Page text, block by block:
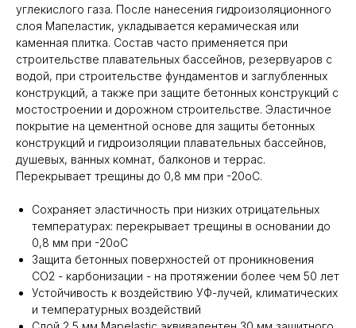
углекислого газа. После нанесения гидроизоляционного
слоя Мапеластик, укладывается керамическая или
каменная плитка. Состав часто применяется при
строительстве плавательных бассейнов, резервуаров с
водой, при строительстве фундаментов и заглубленных
конструкций, а также при защите бетонных конструкций с
мостостроении и дорожном строительстве. Эластичное
покрытие на цементной основе для защиты бетонных
конструкций и гидроизоляции плавательных бассейнов,
душевых, ванных комнат, балконов и террас.
Перекрывает трещины до 0,8 мм при -20оС.
Сохраняет эластичность при низких отрицательных
температурах: перекрывает трещины в основании до
0,8 мм при -20оС
Защита бетонных поверхностей от проникновения
СО2 - карбонизации - на протяжении более чем 50 лет
Устойчивость к воздействию УФ-лучей, климатических
и температурных воздействий